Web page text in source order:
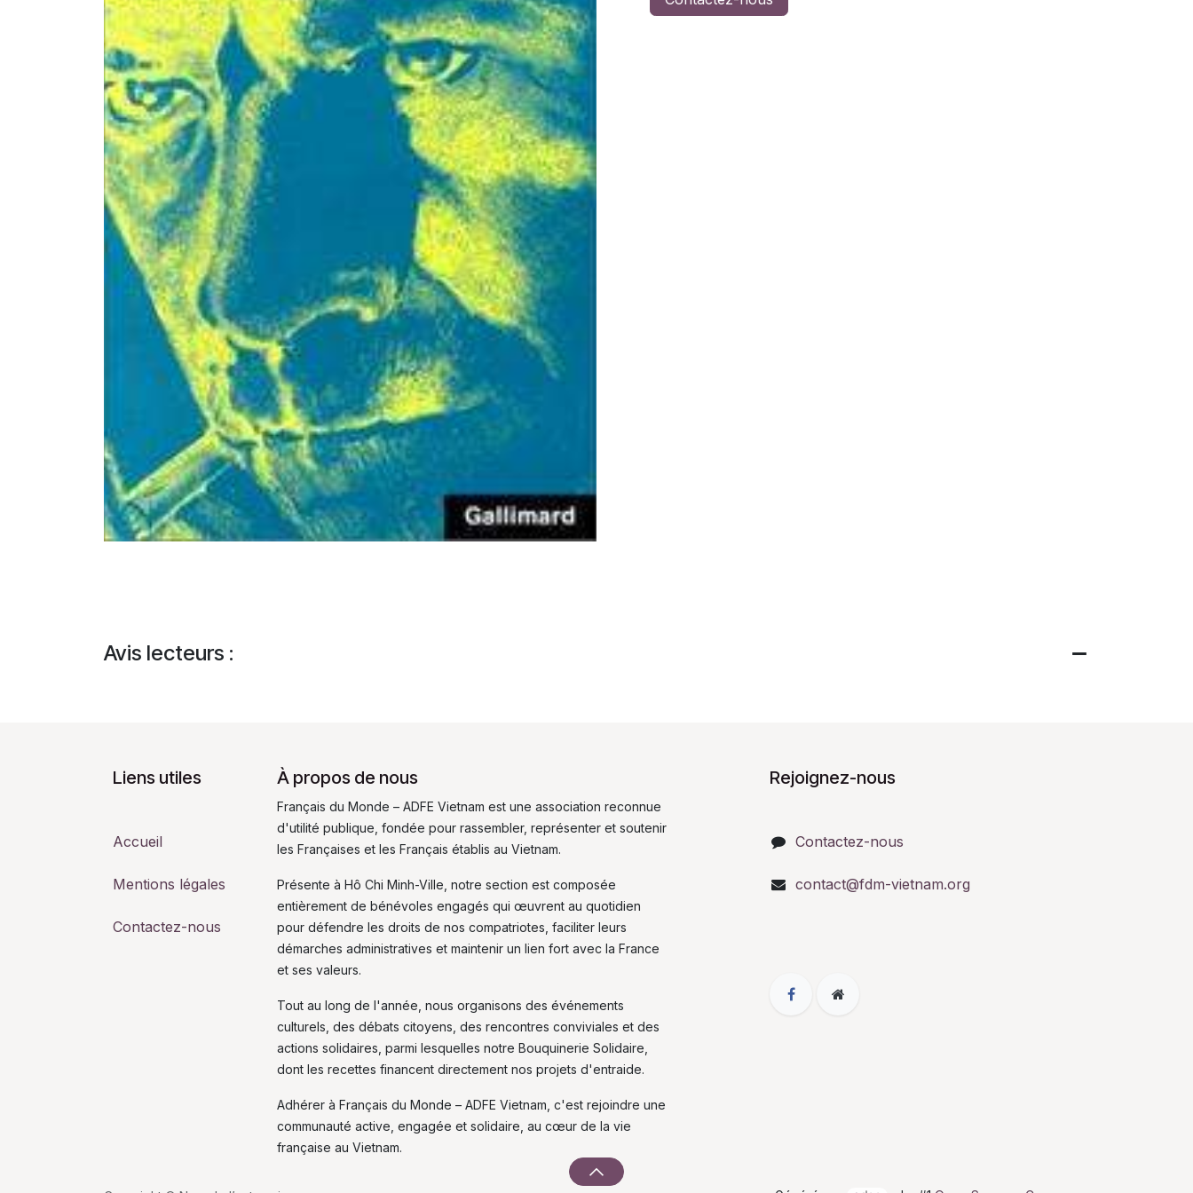
Avis lecteurs :
Liens utiles
Accueil
Mentions légales
Contactez-nous
À propos de nous
Français du Monde – ADFE Vietnam est une association reconnue
d'utilité publique, fondée pour rassembler, représenter et soutenir
les Françaises et les Français établis au Vietnam.
Présente à Hô Chi Minh-Ville, notre section est composée
entièrement de bénévoles engagés qui œuvrent au quotidien
pour défendre les droits de nos compatriotes, faciliter leurs
démarches administratives et maintenir un lien fort avec la France
et ses valeurs.
Tout au long de l'année, nous organisons des événements
culturels, des débats citoyens, des rencontres conviviales et des
actions solidaires, parmi lesquelles notre Bouquinerie Solidaire,
dont les recettes financent directement nos projets d'entraide.
Adhérer à Français du Monde – ADFE Vietnam, c'est rejoindre une
communauté active, engagée et solidaire, au cœur de la vie
française au Vietnam.
Rejoignez-nous
Contactez-nous
contact@fdm-vietnam.org